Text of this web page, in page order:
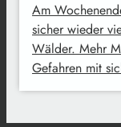
Am
sicher wieder
Wälder. Mehr
Gefahren mit